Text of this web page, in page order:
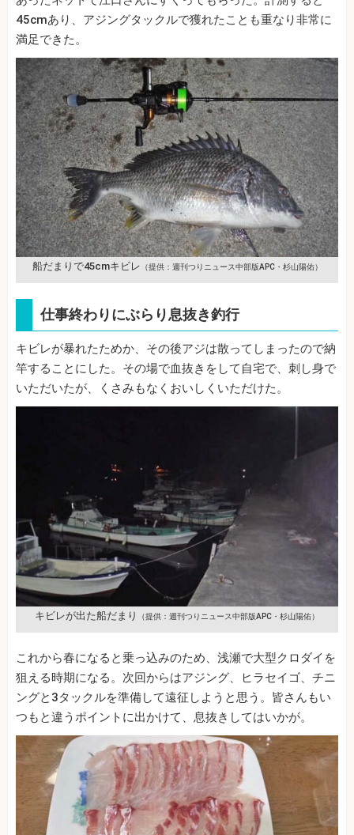
45cmあり、アジングタックルで獲れたことも重なり非常に
満足できた。
船だまりで45cmキビレ （提供：週刊つりニュース中部版APC・杉山陽佑）
仕事終わりにぶらり息抜き釣行
キビレが暴れたためか、その後アジは散ってしまったので納
竿することにした。その場で血抜きをして自宅で、刺し身で
いただいたが、くさみもなくおいしくいただけた。
キビレが出た船だまり （提供：週刊つりニュース中部版APC・杉山陽佑）
これから春になると乗っ込みのため、浅瀬で大型クロダイを
狙える時期になる。次回からはアジング、ヒラセイゴ、チニ
ングと3タックルを準備して遠征しようと思う。皆さんもい
つもと違うポイントに出かけて、息抜きしてはいかが。